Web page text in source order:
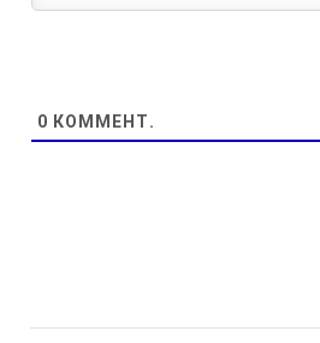
0 КОММЕНТ.